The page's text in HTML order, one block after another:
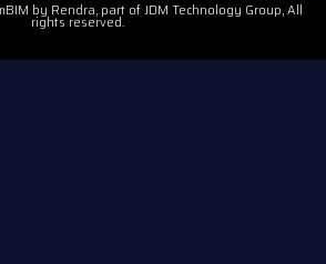
by Rendra, part of JDM Technology Group, All
rights reserved.